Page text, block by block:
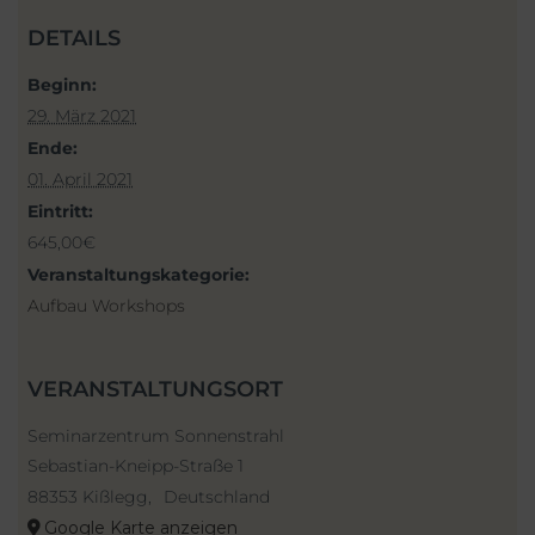
DETAILS
Beginn:
29. März 2021
Ende:
01. April 2021
Eintritt:
645,00€
Veranstaltungskategorie:
Aufbau Workshops
VERANSTALTUNGSORT
Seminarzentrum Sonnenstrahl
Sebastian-Kneipp-Straße 1
88353 Kißlegg,
Deutschland
Google Karte anzeigen